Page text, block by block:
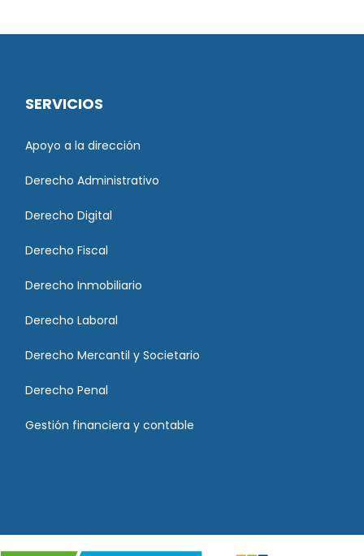
SERVICIOS
Apoyo a la dirección
Derecho Administrativo
Derecho Digital
Derecho Fiscal
Derecho Inmobiliario
Derecho Laboral
Derecho Mercantil y Societario
Derecho Penal
Gestión financiera y contable